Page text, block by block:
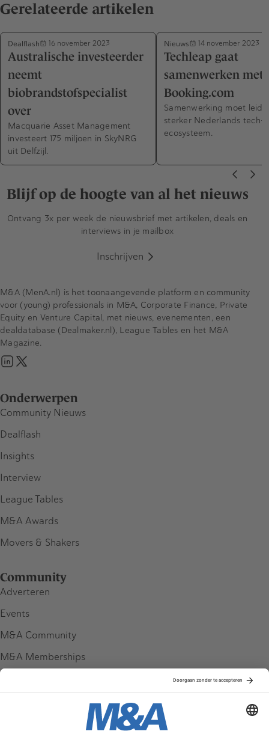
Gerelateerde artikelen
Dealflash 16 november 2023
Australische investeerder
neemt
biobrandstofspecialist
over
Macquarie Asset Management
investeert 175 miljoen in SkyNRG
uit Delfzijl.
Nieuws 14 november 2023
Techleap gaat
samenwerken met
Booking.com
Samenwerking moet
sterker Nederlands tech-
ecosysteem.
Blijf op de hoogte van al het nieuws
Ontvang 3x per week de nieuwsbrief met artikelen, deals en
interviews in je mailbox
Inschrijven
Onderwerpen
Community Nieuws
Dealflash
Insights
Interview
League Tables
M&A Awards
Movers & Shakers
Community
Adverteren
Events
M&A Community
M&A Memberships
M&A (MenA.nl) is het toonaangevende platform en community
voor (young) professionals in M&A, Corporate Finance, Private
Equity en Venture Capital, met nieuws, evenementen, een
dealdatabase (Dealmaker.nl), League Tables en het M&A
Magazine.